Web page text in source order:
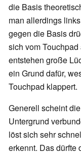
die Basis
man allerdings
gegen die Basis
sich vom
entstehen große
ein Grund dafür,
Touchpad klappert.
Generell scheint
Untergrund
löst sich sehr
erkennt. Das dürfte